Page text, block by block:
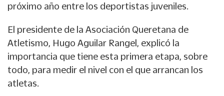
próximo año entre los deportistas juveniles.
El presidente de la Asociación Queretana de
Atletismo, Hugo Aguilar Rangel, explicó la
importancia que tiene esta primera etapa, sobre
todo, para medir el nivel con el que arrancan los
atletas.